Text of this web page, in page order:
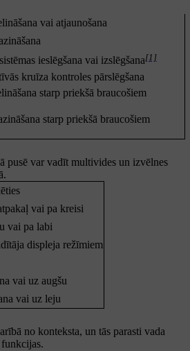
vai atjaunošana
ieslēgšana vai izslēgšana[1]
kruīza kontroles pārslēgšana
starp priekšā braucošiem
starp priekšā braucošiem
pusē var vadīt multivides un izvēlnes
vai pa kreisi
vai pa labi
displeja režīmiem
vai uz augšu
vai uz leju
no konteksta, un tās parasti vada